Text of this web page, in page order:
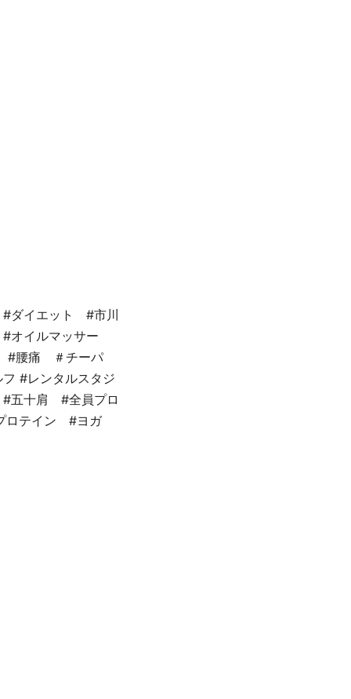
ダイエット #市川
イルマッサー
#腰痛 ＃チーパ
#レンタルスタジ
十肩 #全員プロ
ロテイン #ヨガ